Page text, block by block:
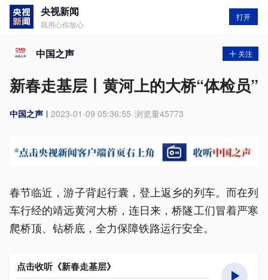
央视新闻
我用心你放心
打开
中国之声 关注
新春走基层丨黄河上的大桥“体检员”
中国之声 2023-01-09 05:36:55 浏览量45773
春节临近，游子背起行囊，登上返乡的列车。而在列
车行经的靖远黄河大桥，连日来，桥隧工们冒着严寒
爬桥顶、钻桥底，全力保障铁路运行安全。
点击收听《新春走基层》